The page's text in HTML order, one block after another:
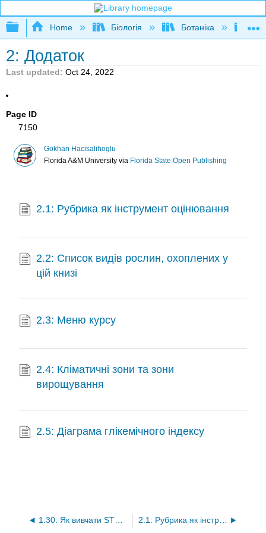
Expand/collapse global hierarchy
Home Біологія Ботаніка Від
2: Додаток
Last updated Oct 24, 2022
Page ID
7150
Gokhan Hacisalihoglu
Florida A&M Universityvia Florida State Open Publishing
2.1: Рубрика як інструмент оцінювання
2.2: Список видів рослин, охоплених у
цій книзі
2.3: Меню курсу
2.4: Кліматичні зони та зони
вирощування
2.5: Діаграма глікемічного індексу
1.30: Як вивчати STEM (наука, технології, інженерія та математика) 2.1: Рубрика як інструмент оцінювання